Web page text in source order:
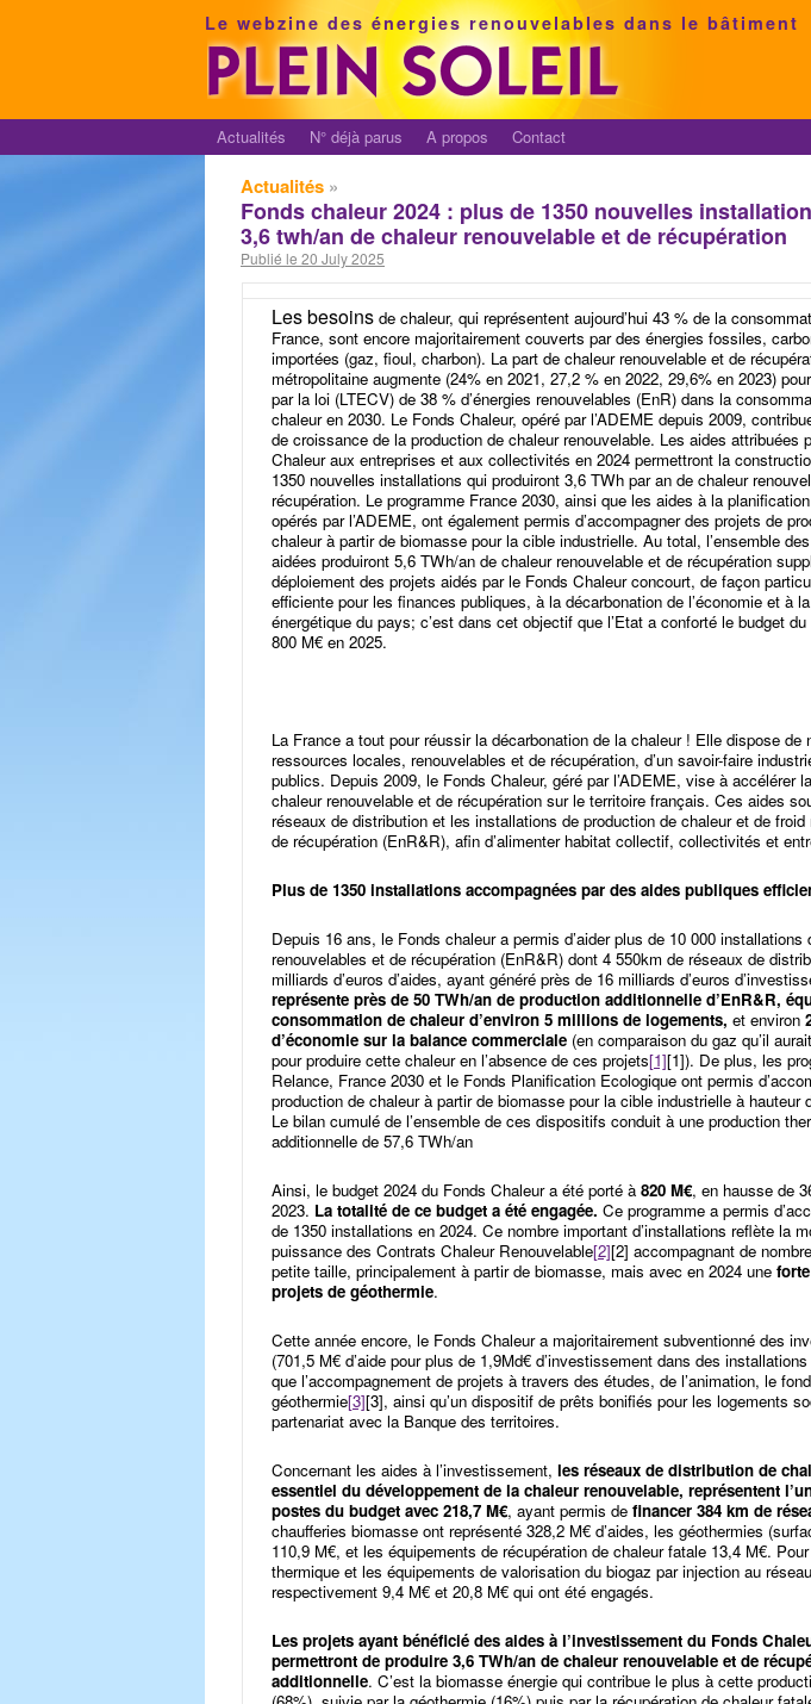
Le webzine des énergies renouvelables dans le bâtiment
Actualités N° déjà parus A propos Contact
Actualités »
Fonds chaleur 2024 : plus de 1350 nouvelles
3,6 twh/an de chaleur renouvelable et de récupération
Publié le 20 July 2025
Les besoins de chaleur, qui représentent aujourd’hui 43 % de la
France, sont encore majoritairement couverts par des énergies fossiles,
importées (gaz, fioul, charbon). La part de chaleur renouvelable et de
métropolitaine augmente (24% en 2021, 27,2 % en 2022, 29,6% en 2023)
par la loi (LTECV) de 38 % d’énergies renouvelables (EnR) dans la
chaleur en 2030. Le Fonds Chaleur, opéré par l’ADEME depuis 2009,
de croissance de la production de chaleur renouvelable. Les aides attribuées
Chaleur aux entreprises et aux collectivités en 2024 permettront la
1350 nouvelles installations qui produiront 3,6 TWh par an de chaleur
récupération. Le programme France 2030, ainsi que les aides à la
opérés par l’ADEME, ont également permis d’accompagner des projets de
chaleur à partir de biomasse pour la cible industrielle. Au total, l’ensemble
aidées produiront 5,6 TWh/an de chaleur renouvelable et de récupération
déploiement des projets aidés par le Fonds Chaleur concourt, de façon
efficiente pour les finances publiques, à la décarbonation de l’économie et à
énergétique du pays; c’est dans cet objectif que l’Etat a conforté le budget
800 M€ en 2025.
La France a tout pour réussir la décarbonation de la chaleur ! Elle dispose de
ressources locales, renouvelables et de récupération, d’un savoir-faire
publics. Depuis 2009, le Fonds Chaleur, géré par l’ADEME, vise à accélérer
chaleur renouvelable et de récupération sur le territoire français. Ces aides
réseaux de distribution et les installations de production de chaleur et de froid
de récupération (EnR&R), afin d’alimenter habitat collectif, collectivités et
Plus de 1350 installations accompagnées par des aides publiques
Depuis 16 ans, le Fonds chaleur a permis d’aider plus de 10 000 installations
renouvelables et de récupération (EnR&R) dont 4 550km de réseaux de
milliards d’euros d’aides, ayant généré près de 16 milliards d’euros
représente près de 50 TWh/an de production additionnelle d’EnR&R,
consommation de chaleur d’environ 5 millions de logements, et environ
d’économie sur la balance commerciale(en comparaison du gaz qu’il
pour produire cette chaleur en l’absence de ces projets[1][1]). De plus, les
Relance, France 2030 et le Fonds Planification Ecologique ont permis
production de chaleur à partir de biomasse pour la cible industrielle à hauteur
Le bilan cumulé de l’ensemble de ces dispositifs conduit à une production
additionnelle de 57,6 TWh/an
Ainsi, le budget 2024 du Fonds Chaleur a été porté à 820 M€, en hausse de
2023. La totalité de ce budget a été engagée. Ce programme a permis
de 1350 installations en 2024. Ce nombre important d’installations reflète la
puissance des Contrats Chaleur Renouvelable[2][2] accompagnant de
petite taille, principalement à partir de biomasse, mais avec en 2024 une
projets de géothermie.
Cette année encore, le Fonds Chaleur a majoritairement subventionné des
(701,5 M€ d’aide pour plus de 1,9Md€ d’investissement dans des
que l’accompagnement de projets à travers des études, de l’animation, le
géothermie[3][3], ainsi qu’un dispositif de prêts bonifiés pour les logements
partenariat avec la Banque des territoires.
Concernant les aides à l’investissement, les réseaux de distribution de
essentiel du développement de la chaleur renouvelable, représentent
postes du budget avec 218,7 M€, ayant permis de financer 384 km de
chaufferies biomasse ont représenté 328,2 M€ d’aides, les géothermies
110,9 M€, et les équipements de récupération de chaleur fatale 13,4 M€.
thermique et les équipements de valorisation du biogaz par injection au
respectivement 9,4 M€ et 20,8 M€ qui ont été engagés.
Les projets ayant bénéficié des aides à l’investissement du Fonds
permettront de produire 3,6 TWh/an de chaleur renouvelable et de
additionnelle. C’est la biomasse énergie qui contribue le plus à cette